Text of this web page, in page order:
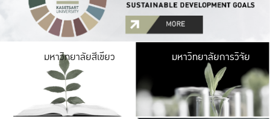
มหาวิทยาลัยสีเขียว มหาวิ
มีพื้นที่เขียวสดใส
เป็นป่าในเมือง เกษต
มหาวิทยาลัยการวิจัย